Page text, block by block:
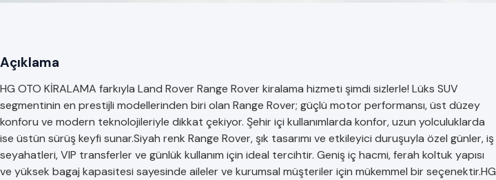
Açıklama
HG OTO KİRALAMA farkıyla Land Rover Range Rover kiralama hizmeti şimdi sizlerle! Lüks SUV
segmentinin en prestijli modellerinden biri olan Range Rover; güçlü motor performansı, üst düzey
konforu ve modern teknolojileriyle dikkat çekiyor. Şehir içi kullanımlarda konfor, uzun yolculuklarda
ise üstün sürüş keyfi sunar.Siyah renk Range Rover, şık tasarımı ve etkileyici duruşuyla özel günler, iş
seyahatleri, VIP transferler ve günlük kullanım için ideal tercihtir. Geniş iç hacmi, ferah koltuk yapısı
ve yüksek bagaj kapasitesi sayesinde aileler ve kurumsal müşteriler için mükemmel bir seçenektir.HG